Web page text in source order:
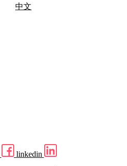
中文
linkedin